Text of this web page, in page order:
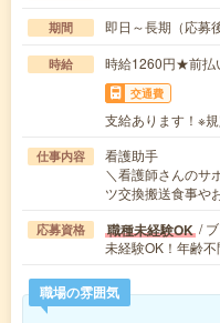
期間 即日～長期（応募
時給 時給1260円★前払
交通費
支給あります！※規
仕事内容
看護助手
＼看護師さんのサ
ツ交換搬送食事や
応募資格 職種未経験OK /
未経験OK！年齢不
職場の雰囲気